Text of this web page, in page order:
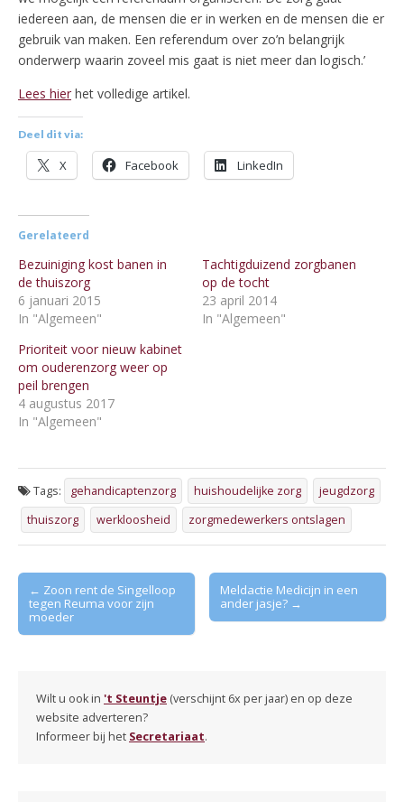
iedereen aan, de mensen die er in werken en de mensen die er
gebruik van maken. Een referendum over zo’n belangrijk
onderwerp waarin zoveel mis gaat is niet meer dan logisch.’
Lees hier het volledige artikel.
Deel dit via:
X Facebook LinkedIn
Gerelateerd
Bezuiniging kost banen in
de thuiszorg
6 januari 2015
In "Algemeen"
Tachtigduizend zorgbanen
op de tocht
23 april 2014
In "Algemeen"
Prioriteit voor nieuw kabinet
om ouderenzorg weer op
peil brengen
4 augustus 2017
In "Algemeen"
Tags: gehandicaptenzorg huishoudelijke zorg
jeugdzorg
thuiszorg
werkloosheid zorgmedewerkers ontslagen
Post
navigation
← Zoon rent de Singelloop
tegen Reuma voor zijn
moeder
Meldactie Medicijn in een
ander jasje? →
Wilt u ook in 't Steuntje (verschijnt 6x per jaar) en op deze
website adverteren?
Informeer bij het Secretariaat.